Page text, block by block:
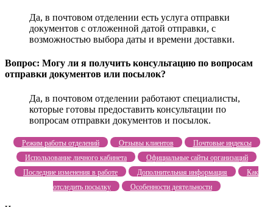
Да, в почтовом отделении есть услуга отправки
документов с отложенной датой отправки, с
возможностью выбора даты и времени доставки.
Вопрос: Могу ли я получить консультацию по вопросам
отправки документов или посылок?
Да, в почтовом отделении работают специалисты,
которые готовы предоставить консультации по
вопросам отправки документов и посылок.
Режим работы отделений Отзывы клиентов
Почтовые индексы
Использование личного кабинета
Официальные сайты организаций
Последние изменения в работе
Дополнительная информация
Как
отследить посылку
Особенности деятельности